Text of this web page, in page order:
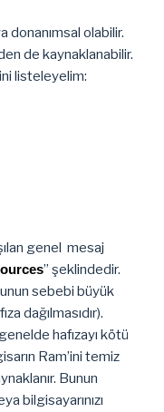
donanımsal olabilir.
de kaynaklanabilir.
listeleyelim:
genel mesaj
” şeklindedir.
sebebi büyük
dağılmasıdır).
hafızayı kötü
Ram’ini temiz
Bunun
bilgisayarınızı